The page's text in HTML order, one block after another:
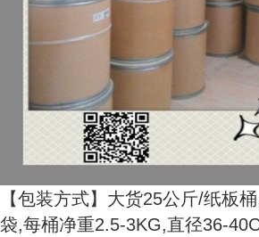
【包装方式】大货25公斤/纸板
袋,每桶净重2.5-3KG,直径36-